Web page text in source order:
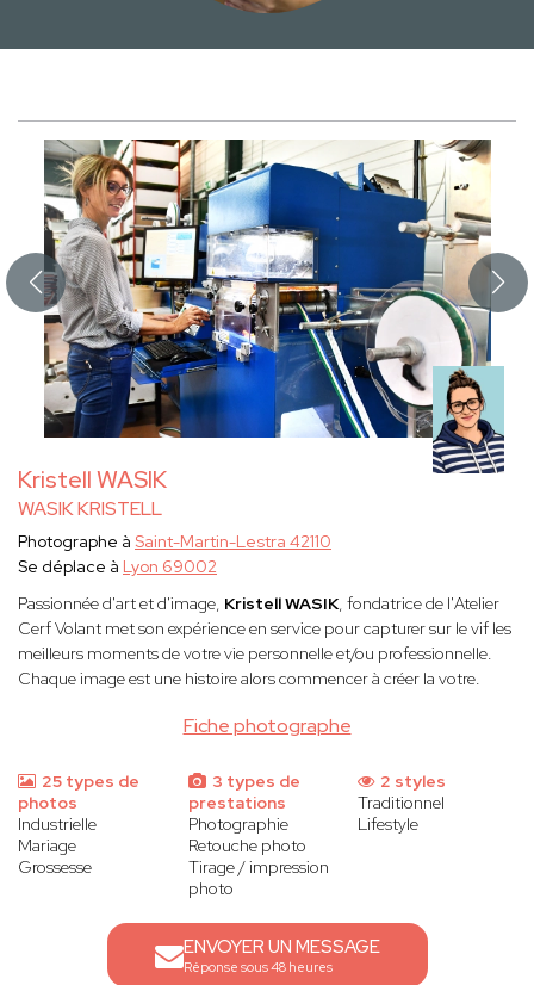
Kristell WASIK
WASIK KRISTELL
Fiche photographe
Photographe à Saint-Martin-Lestra 42110
Se déplace à Lyon 69002
Passionnée d'art et d'image, Kristell WASIK, fondatrice de l'Atelier
Cerf Volant met son expérience en service pour capturer sur le vif les
meilleurs moments de votre vie personnelle et/ou professionnelle.
Chaque image est une histoire alors commencer à créer la votre.
25 types de
photos
Industrielle
Mariage
Grossesse
3 types de
prestations
Photographie
Retouche photo
Tirage / impression
photo
2 styles
Traditionnel
Lifestyle
ENVOYER UN MESSAGE
Réponse sous 48 heures